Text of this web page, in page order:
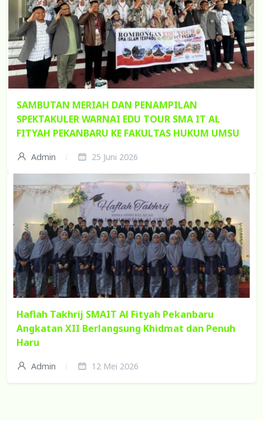
SAMBUTAN MERIAH DAN PENAMPILAN
SPEKTAKULER WARNAI EDU TOUR SMA IT AL
FITYAH PEKANBARU KE FAKULTAS HUKUM UMSU
Admin 25 Juni 2026
Haflah Takhrij SMAIT Al Fityah Pekanbaru
Angkatan XII Berlangsung Khidmat dan Penuh
Haru
Admin 12 Mei 2026